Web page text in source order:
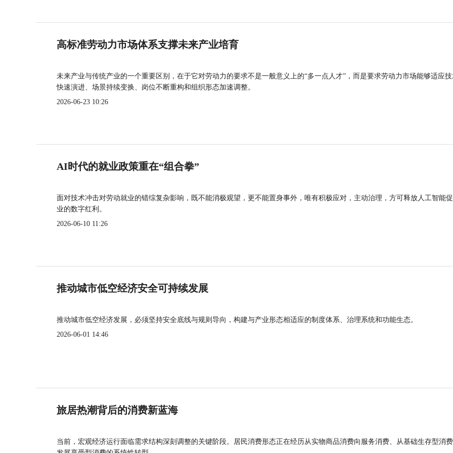
高标准劳动力市场体系支撑未来产业培育
未来产业与传统产业的一个重要区别，在于它对劳动力的要求不是一般意义上的“多一点人才”，而是要求劳动力市场能够适应
快速演进、场景持续变换、岗位不断重构和组织形态加速调整。
2026-06-23 10:26
AI时代的就业政策重在“组合拳”
面对技术冲击对劳动就业的错综复杂影响，既不能消极观望，更不能置身事外，唯有积极应对，主动治理，方可释放人工智能
业的数字红利。
2026-06-10 11:26
推动城市低空经济安全可持续发展
推动城市低空经济发展，必须坚持安全底线与规则导向，构建与产业形态相适应的制度体系、治理系统和功能生态。
2026-06-01 14:46
旅居热潮背后的消费新蓝海
当前，宏观经济运行面临需求结构深刻调整的关键阶段。居民消费形态正在经历从实物商品消费向服务消费、从基础生存型消